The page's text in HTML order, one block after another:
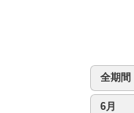
全期間
6月